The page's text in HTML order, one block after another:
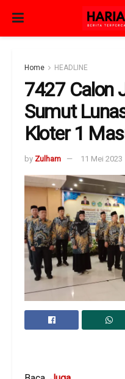
Home HEADLINE
7427 Calon
Sumut
Kloter 1
by Zulham 11 Mei 2023